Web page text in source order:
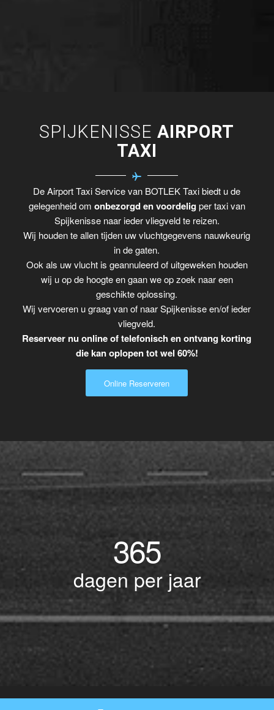
SPIJKENISSEAIRPORT
TAXI
De Airport Taxi Service van BOTLEK Taxi biedt u de
gelegenheid om onbezorgd en voordelig per taxi van
Spijkenisse naar ieder vliegveld te reizen.
Wij houden te allen tijden uw vluchtgegevens nauwkeurig
in de gaten.
Ook als uw vlucht is geannuleerd of uitgeweken houden
wij u op de hoogte en gaan we op zoek naar een
geschikte oplossing.
Wij vervoeren u graag van of naar Spijkenisse en/of ieder
vliegveld.
Reserveer nu online of telefonisch en ontvang korting
die kan oplopen tot wel 60%!
Online Reserveren
365
dagen per jaar